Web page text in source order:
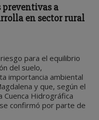
preventivas a
en sector rural
para el equilibrio
del suelo,
importancia ambiental
y que, según el
Cuenca Hidrográfica
confirmó por parte de